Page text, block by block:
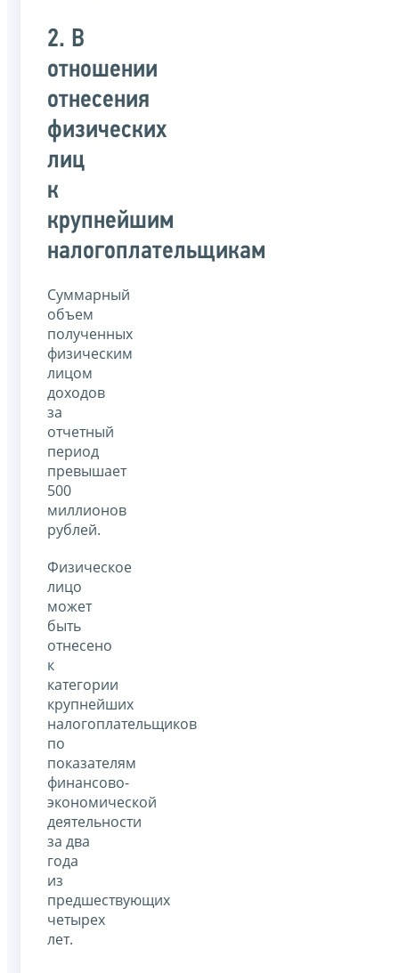
2. В
отношении
отнесения
физических
лиц
к
крупнейшим
налогоплательщикам
Суммарный
объем
полученных
физическим
лицом
доходов
за
отчетный
период
превышает
500
миллионов
рублей.
Физическое
лицо
может
быть
отнесено
к
категории
крупнейших
налогоплательщиков
по
показателям
финансово-
экономической
деятельности
за два
года
из
предшествующих
четырех
лет.